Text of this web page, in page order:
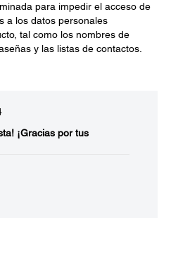
para impedir el acceso de
a los datos personales
tal como los nombres de
y las listas de contactos.
¡Gracias por tus